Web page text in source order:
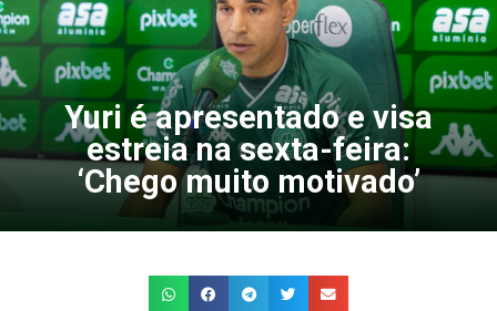
→ Futebol Profissional → Yuri é apresentado e visa estreia na sexta-
Yuri é apresentado e visa
estreia na sexta-feira:
‘Chego muito motivado’